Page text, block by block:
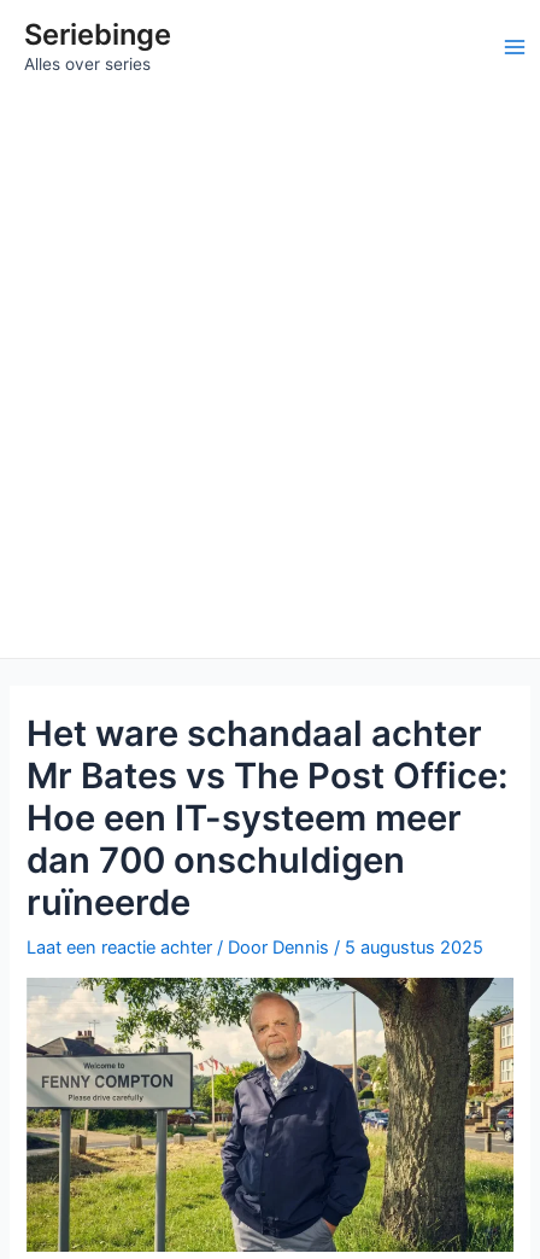
naarSeriebinge
Alles over series
Het ware schandaal achter
Mr Bates vs The Post Office:
Hoe een IT-systeem meer
dan 700 onschuldigen
ruïneerde
Laat een reactie achter / Door Dennis/ 5 augustus 2025